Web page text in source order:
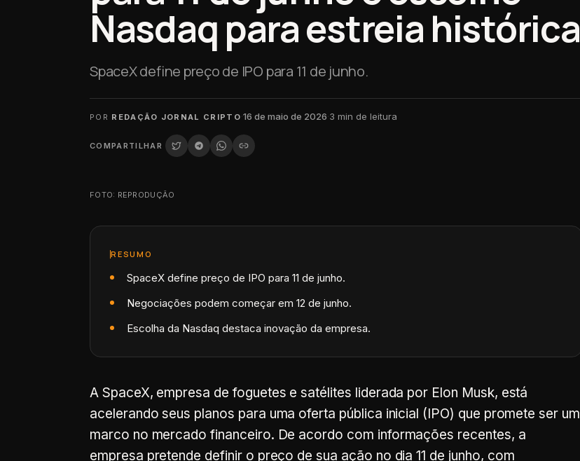
Nasdaq para estreia histórica
SpaceX define preço de IPO para 11 de junho.
POR REDAÇÃO JORNAL CRIPTO ·16 de maio de 2026 3 min de leitura
COMPARTILHAR
FOTO: REPRODUÇÃO
RESUMO
SpaceX define preço de IPO para 11 de junho.
Negociações podem começar em 12 de junho.
Escolha da Nasdaq destaca inovação da empresa.
A SpaceX, empresa de foguetes e satélites liderada por Elon Musk, está
acelerando seus planos para uma oferta pública inicial (IPO) que promete ser um
marco no mercado financeiro. De acordo com informações recentes, a
empresa pretende definir o preço de sua ação no dia 11 de junho, com